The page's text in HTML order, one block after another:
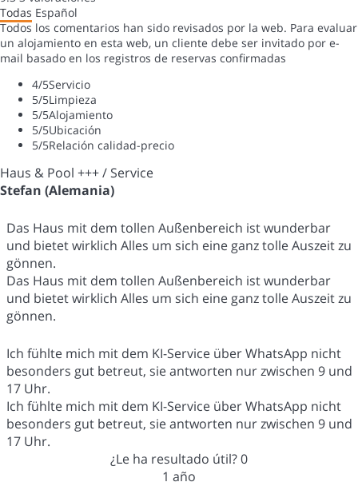
Todas Español
Todos los comentarios han sido revisados por la web. Para evaluar
un alojamiento en esta web, un cliente debe ser invitado por e-
mail basado en los registros de reservas confirmadas
4/5Servicio
5/5Limpieza
5/5Alojamiento
5/5Ubicación
5/5Relación calidad-precio
Haus & Pool +++ / Service
Stefan (Alemania)
Das Haus mit dem tollen Außenbereich ist wunderbar
und bietet wirklich Alles um sich eine ganz tolle Auszeit zu
gönnen.
Das Haus mit dem tollen Außenbereich ist wunderbar
und bietet wirklich Alles um sich eine ganz tolle Auszeit zu
gönnen.
Ich fühlte mich mit dem KI-Service über WhatsApp nicht
besonders gut betreut, sie antworten nur zwischen 9 und
17 Uhr.
Ich fühlte mich mit dem KI-Service über WhatsApp nicht
besonders gut betreut, sie antworten nur zwischen 9 und
17 Uhr.
¿Le ha resultado útil?0
1 año